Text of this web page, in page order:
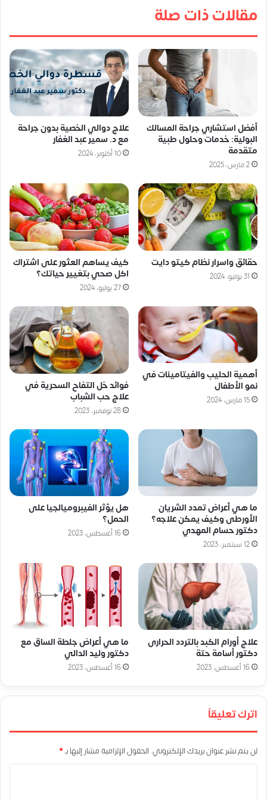
مقالات ذات صلة
أفضل استشاري جراحة المسالك
البولية: خدمات وحلول طبية
متقدمة
2 مارس، 2025
علاج دوالي الخصية بدون جراحة
مع د. سمير عبد الغفار
10 أكتوبر، 2024
حقائق واسرار نظام كيتو دايت
31 يوليو، 2024
كيف يساهم العثور على اشتراك
اكل صحي بتغيير حياتك؟
27 يوليو، 2024
أهمية الحليب والفيتامينات في
نمو الأطفال
15 مارس، 2024
فوائد خل التفاح السحرية في
علاج حب الشباب
28 نوفمبر، 2023
ما هي أعراض تمدد الشريان
الأورطى وكيف يمكن علاجه؟
دكتور حسام المهدي
12 سبتمبر، 2023
هل يؤثر الفيبروميالجيا على
الحمل؟
16 أغسطس، 2023
علاج أورام الكبد بالتردد الحرارى
دكتور أسامة حتة
16 أغسطس، 2023
ما هي أعراض جلطة الساق مع
دكتور وليد الدالي
16 أغسطس، 2023
اترك تعليقاً
لن يتم نشر عنوان بريدك الإلكتروني. الحقول الإلزامية مشار إليها بـ*